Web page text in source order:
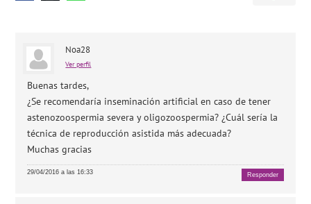
Noa28
Ver perfil
Buenas tardes,
¿Se recomendaría inseminación artificial en caso de tener
astenozoospermia severa y oligozoospermia? ¿Cuál sería la
técnica de reproducción asistida más adecuada?
Muchas gracias
29/04/2016 a las 16:33 Responder